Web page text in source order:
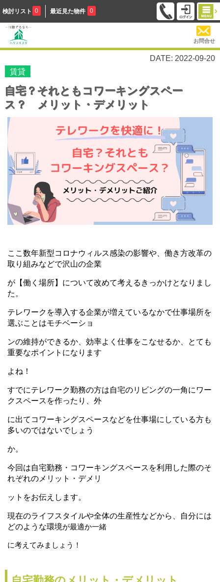
検討リスト 0 最近見た物件 0
お問合せ
DATE: 2022-09-20
賃貸
自宅？それともコワーキングスペー
ス？ メリット・デメリット
ここ数年新型コロナウィルス感染の影響や、働き方改革の
取り組みなどで沢山の企業
が【働く 場所】について改めて考えるきっかけとなりまし
た。
テレワークを導入する企業が増えているなかで仕事場所を
選ぶことはモチベーショ
ンの維持ができるか、 効率よく仕事をこなせるか、とても
重要なポイントになります
よ ね！
すでにテレワーク勤務の方は自宅のリビングの一角にワー
クスペースを作ったり、外
に出てコ ワーキングスペースなどを仕事場にしている方も
多いのではないでしょう
か。
今回は自宅勤務・コワーキングスペースを利用した際のそ
れぞれのメリット・デメリ
ットをお伝えします。
現在のライフスタイルや全体の生産性などから、自分には
どのような環境が最適か一緒
に考え てみましょう！